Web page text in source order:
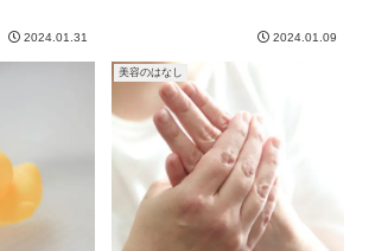
2024.01.31 2024.01.09
美容のはなし